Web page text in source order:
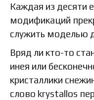
Каждая из десяти
модификаций
служить моделью
Вряд ли кто-то
инея или
кристаллики
слово krystallos